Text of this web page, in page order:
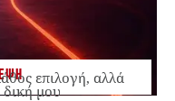
επιλογή, αλλά
δική μου